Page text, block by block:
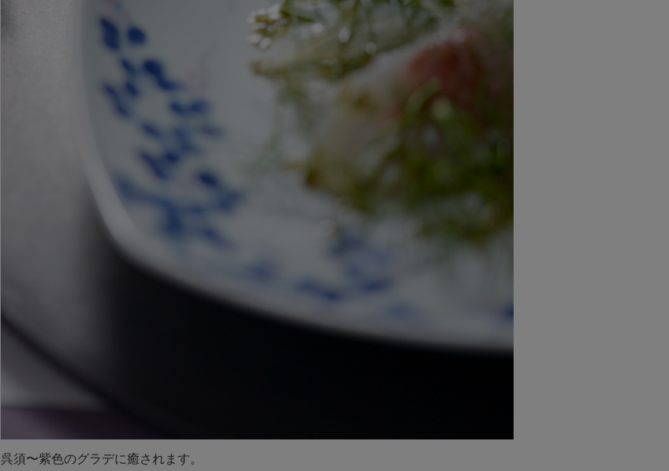
呉須〜紫色のグラデに癒されます。